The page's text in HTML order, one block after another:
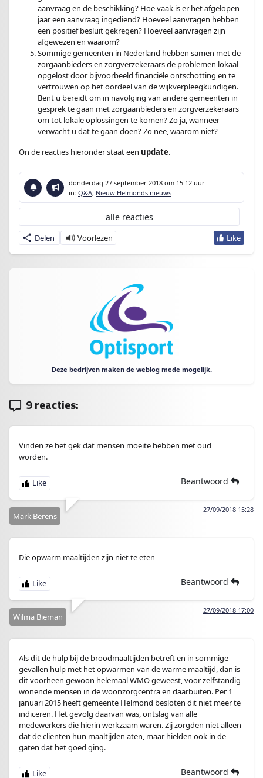
aanvraag en de beschikking? Hoe vaak is er het afgelopen
jaar een aanvraag ingediend? Hoeveel aanvragen hebben
een positief besluit gekregen? Hoeveel aanvragen zijn
afgewezen en waarom?
Sommige gemeenten in Nederland hebben samen met de
zorgaanbieders en zorgverzekeraars de problemen lokaal
opgelost door bijvoorbeeld financiële ontschotting en te
vertrouwen op het oordeel van de wijkverpleegkundigen.
Bent u bereidt om in navolging van andere gemeenten in
gesprek te gaan met zorgaanbieders en zorgverzekeraars
om tot lokale oplossingen te komen? Zo ja, wanneer
verwacht u dat te gaan doen? Zo nee, waarom niet?
On de reacties hieronder staat een update.
donderdag 27 september 2018 om 15:12 uur
in: Q&A, Nieuw Helmonds nieuws
Delen
alle reacties
Deze bedrijven maken de weblog mede mogelijk.
9 reacties:
Vinden ze het gek dat mensen moeite hebben met oud
worden.
Beantwoord
27/09/2018 15:28
Mark Berens
Die opwarm maaltijden zijn niet te eten
Beantwoord
27/09/2018 17:00
Wilma Bieman
Als dit de hulp bij de broodmaaltijden betreft en in sommige
gevallen hulp met het opwarmen van de warme maaltijd, dan is
dit voorheen gewoon helemaal WMO geweest, voor zelfstandig
wonende mensen in de woonzorgcentra en daarbuiten. Per 1
januari 2015 heeft gemeente Helmond besloten dit niet meer te
indiceren. Het gevolg daarvan was, ontslag van alle
medewerkers die hierin werkzaam waren. Zij zorgden niet alleen
dat de cliënten hun maaltijden aten, maar hielden ook in de
gaten dat het goed ging.
Beantwoord